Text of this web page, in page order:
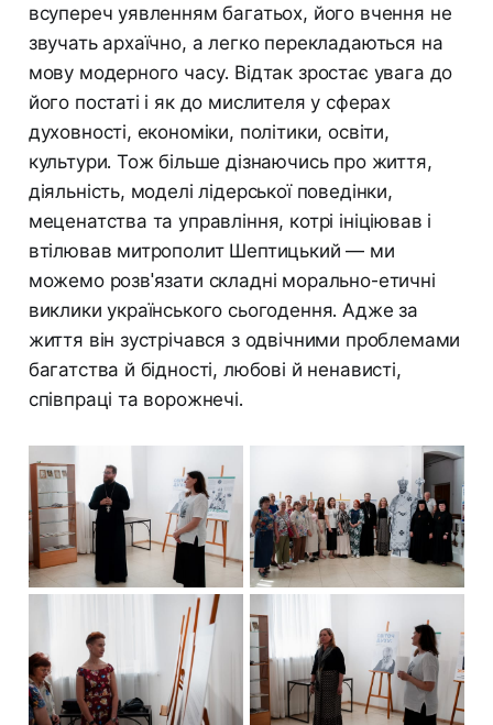
всупереч уявленням багатьох, його вчення не
звучать архаїчно, а легко перекладаються на
мову модерного часу. Відтак зростає увага до
його постаті і як до мислителя у сферах
духовності, економіки, політики, освіти,
культури. Тож більше дізнаючись про життя,
діяльність, моделі лідерської поведінки,
меценатства та управління, котрі ініціював і
втілював митрополит Шептицький — ми
можемо розв'язати складні морально-етичні
виклики українського сьогодення. Адже за
життя він зустрічався з одвічними проблемами
багатства й бідності, любові й ненависті,
співпраці та ворожнечі.